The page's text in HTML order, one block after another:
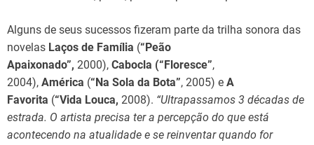
Alguns de seus sucessos fizeram parte da trilha sonora das
novelas Laços de Família (“Peão
Apaixonado”, 2000), Cabocla (“Floresce”,
2004), América (“Na Sola da Bota”, 2005) e A
Favorita (“Vida Louca, 2008). “Ultrapassamos 3 décadas de
estrada. O artista precisa ter a percepção do que está
acontecendo na atualidade e se reinventar quando for